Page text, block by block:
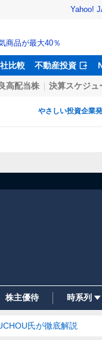
Yahoo!
商品が最大40％
比較 不動産投資
高配当株 決算スケジュ
やさしい投資企業
株主優待 時系列
氏が徹底解説